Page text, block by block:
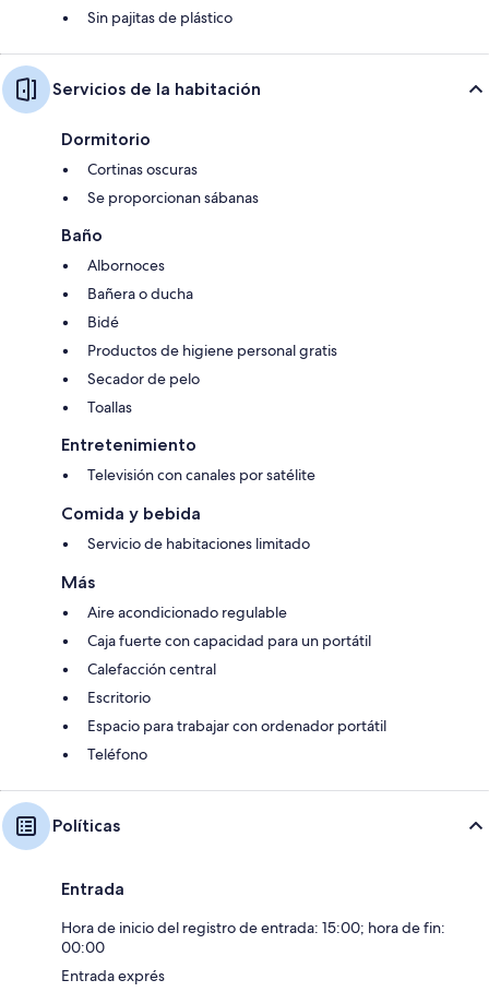
Sin pajitas de plástico
Servicios de la habitación
Dormitorio
Cortinas oscuras
Se proporcionan sábanas
Baño
Albornoces
Bañera o ducha
Bidé
Productos de higiene personal gratis
Secador de pelo
Toallas
Entretenimiento
Televisión con canales por satélite
Comida y bebida
Servicio de habitaciones limitado
Más
Aire acondicionado regulable
Caja fuerte con capacidad para un portátil
Calefacción central
Escritorio
Espacio para trabajar con ordenador portátil
Teléfono
Políticas
Entrada
Hora de inicio del registro de entrada: 15:00; hora de fin:
00:00
Entrada exprés